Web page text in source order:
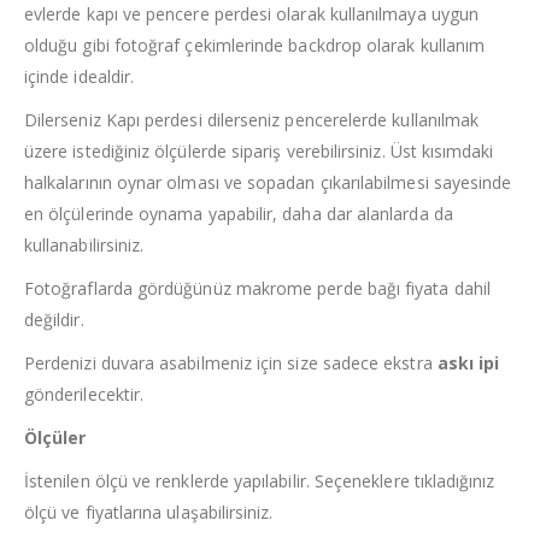
evlerde kapı ve pencere perdesi olarak kullanılmaya uygun
olduğu gibi fotoğraf çekimlerinde backdrop olarak kullanım
içinde idealdir.
Dilerseniz Kapı perdesi dilerseniz pencerelerde kullanılmak
üzere istediğiniz ölçülerde sipariş verebilirsiniz. Üst kısımdaki
halkalarının oynar olması ve sopadan çıkarılabilmesi sayesinde
en ölçülerinde oynama yapabilir, daha dar alanlarda da
kullanabilirsiniz.
Fotoğraflarda gördüğünüz makrome perde bağı fiyata dahil
değildir.
Perdenizi duvara asabilmeniz için size sadece ekstra askı ipi
gönderilecektir.
Ölçüler
İstenilen ölçü ve renklerde yapılabilir. Seçeneklere tıkladığınız
ölçü ve fiyatlarına ulaşabilirsiniz.